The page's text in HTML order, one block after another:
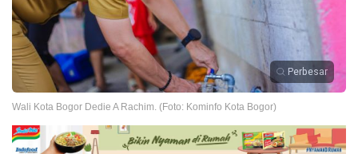
Perbesar
Wali Kota Bogor Dedie A Rachim. (Foto: Kominfo Kota Bogor)